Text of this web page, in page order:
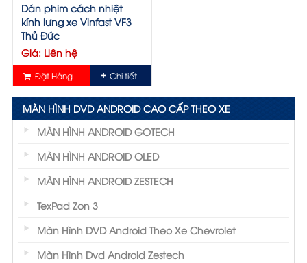
Dán phim cách nhiệt
kính lưng xe Vinfast VF3
Thủ Đức
Giá: Liên hệ
Đặt Hàng Chi tiết
MÀN HÌNH DVD ANDROID CAO CẤP THEO XE
MÀN HÌNH ANDROID GOTECH
MÀN HÌNH ANDROID OLED
MÀN HÌNH ANDROID ZESTECH
TexPad Zon 3
Màn Hình DVD Android Theo Xe Chevrolet
Màn Hình Dvd Android Zestech